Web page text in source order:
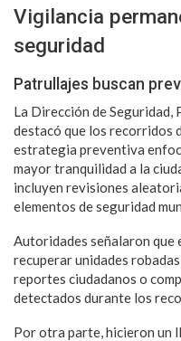
Vigilancia
seguridad
Patrullajes buscan
La Dirección de
destacó que los recorridos
estrategia preventiva
mayor tranquilidad a la
incluyen revisiones
elementos de seguridad
Autoridades señalaron que
recuperar unidades
reportes ciudadanos o
detectados durante los
Por otra parte, hicieron un